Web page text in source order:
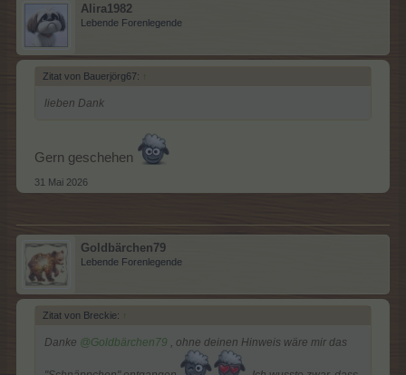
Alira1982
Lebende Forenlegende
Zitat von Bauerjörg67: ↑
lieben Dank
Gern geschehen
31 Mai 2026
Goldbärchen79
Lebende Forenlegende
Zitat von Breckie: ↑
Danke @Goldbärchen79 , ohne deinen Hinweis wäre mir das